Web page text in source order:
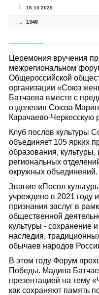
16.10.2025
1346
Церемония вручения
межрегиональном
Общероссийской
организации «Союз
Батчаева вместе с
отделения Союза
Карачаево-Черкесскую
Клуб послов культуры
объединяет 105 ярких
образования,
региональных
окружных объединений.
Звание «Посол
учреждено в 2021 году
признания заслуг в
общественной
культуры - сохранение
наследия,
обычаев народов
В этом году Форум
Победы. Мадина
презентацией на тему
как сохраняют память